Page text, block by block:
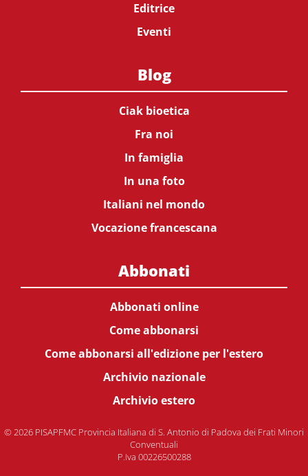
Editrice
Eventi
Blog
Ciak bioetica
Fra noi
In famiglia
In una foto
Italiani nel mondo
Vocazione francescana
Abbonati
Abbonati online
Come abbonarsi
Come abbonarsi all'edizione per l'estero
Archivio nazionale
Archivio estero
© 2026 PISAPFMC Provincia Italiana di S. Antonio di Padova dei Frati Minori
Conventuali
P.Iva 00226500288